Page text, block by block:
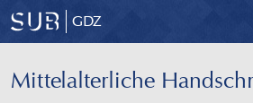
GDZ
Mittelalterliche